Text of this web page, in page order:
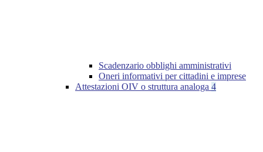
Scadenzario obblighi amministrativi
Oneri informativi per cittadini e imprese
Attestazioni OIV o struttura analoga 4